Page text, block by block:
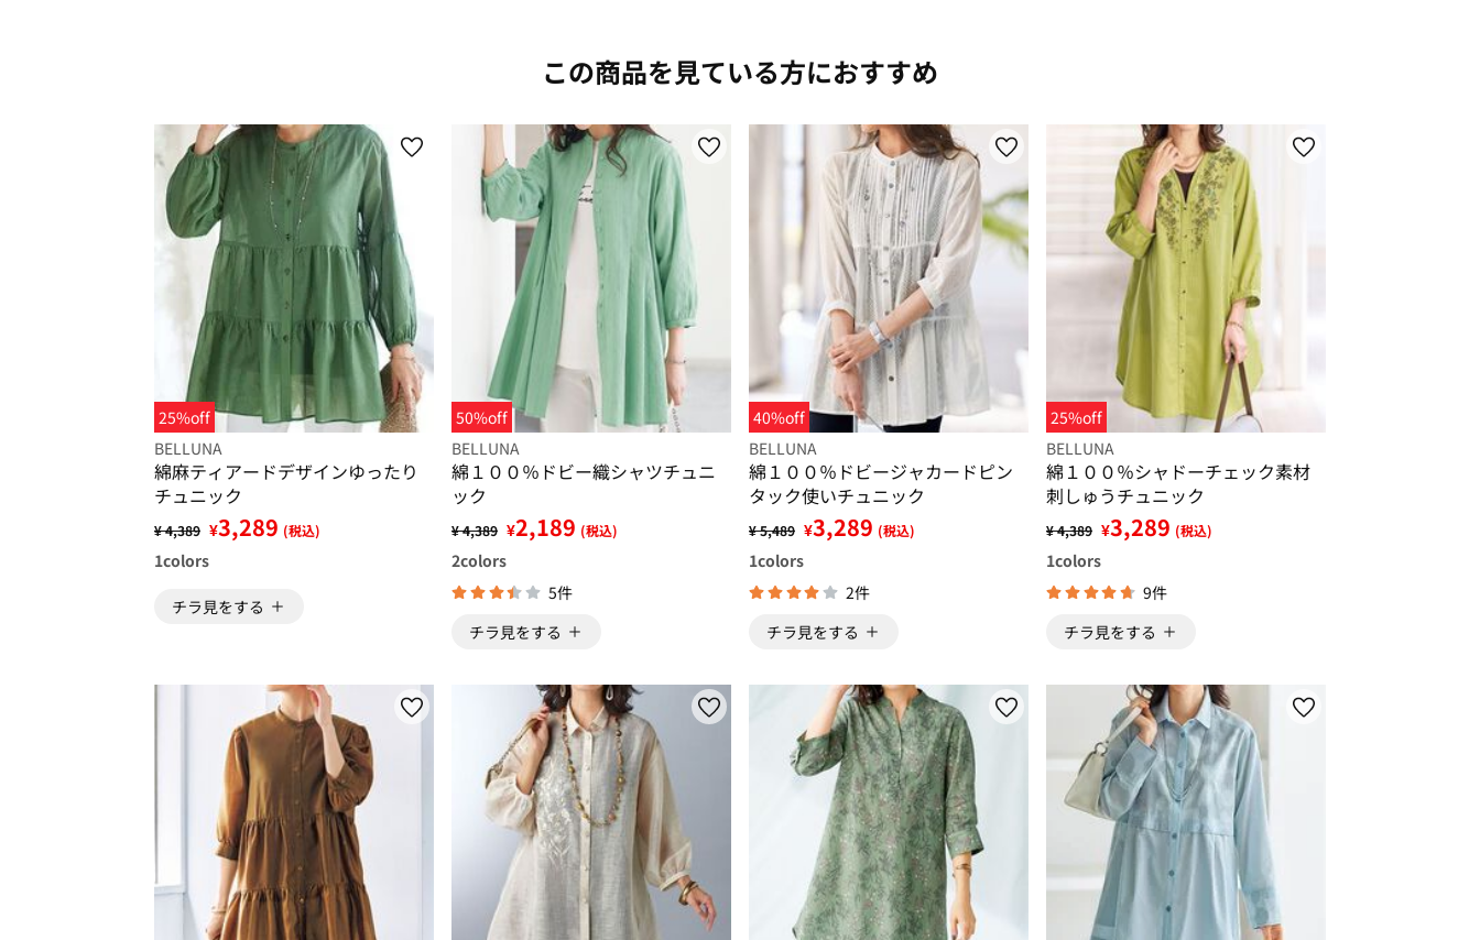
この商品を見ている方におすすめ
25%off
BELLUNA
綿麻ティアードデザインゆったり
チュニック
¥ 4,389 ¥3,289 (税込)
1colors
チラ見をする
50%off
BELLUNA
綿１００％ドビー織シャツチュニ
ック
¥ 4,389 ¥2,189 (税込)
2colors
5件
チラ見をする
40%off
BELLUNA
綿１００％ドビージャカードピン
タック使いチュニック
¥ 5,489 ¥3,289 (税込)
1colors
2件
チラ見をする
25%off
BELLUNA
綿１００％シャドーチェック素材
刺しゅうチュニック
¥ 4,389 ¥3,289 (税込)
1colors
9件
チラ見をする